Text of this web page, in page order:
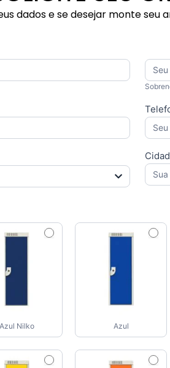
dados e se desejar monte seu
Azul Nilko Azul